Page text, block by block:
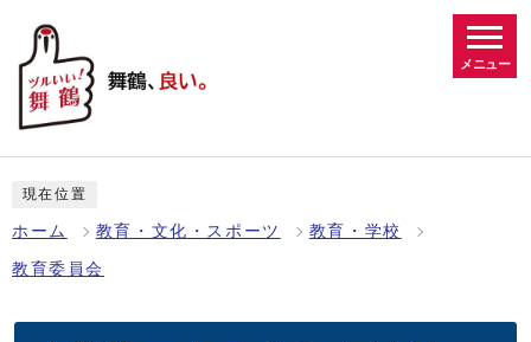
メニュー
現在位置
ホーム 教育・文化・スポーツ 教育・学校
教育委員会